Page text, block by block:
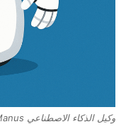
وكيل الذكاء الاصطناعي Manus : ثورة في عالم الأتمتة الذكية